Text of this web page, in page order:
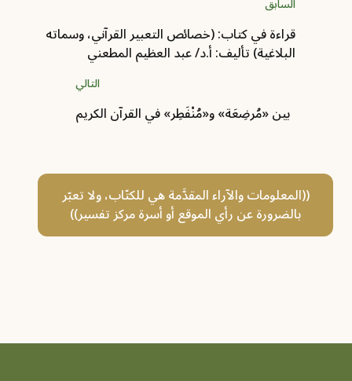
السابق
قراءة في كتاب: (خصائص التعبير القرآني، وسماته
البلاغية) تأليف: أ.د/ عبد العظيم المطعني
التالي
بين «مُرضِعَة» و«مُنْفَطِر» في القرآن الكريم
((المعلومات والآراء المقدَّمة هي للكتّاب، ولا تعبّر
بالضرورة عن رأي الموقع أو أسرة مركز تفسير))